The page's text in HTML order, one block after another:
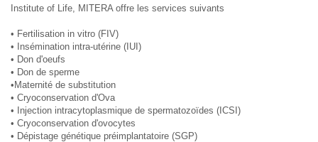
Institute of Life, MITERA offre les services suivants
• Fertilisation in vitro (FIV)
• Insémination intra-utérine (IUI)
• Don d'oeufs
• Don de sperme
•Maternité de substitution
• Cryoconservation d'Ova
• Injection intracytoplasmique de spermatozoïdes (ICSI)
• Cryoconservation d'ovocytes
• Dépistage génétique préimplantatoire (SGP)